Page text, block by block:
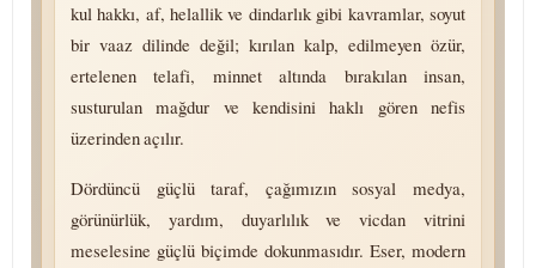
kul hakkı, af, helallik ve dindarlık gibi kavramlar, soyut
bir vaaz dilinde değil; kırılan kalp, edilmeyen özür,
ertelenen telafi, minnet altında bırakılan insan,
susturulan mağdur ve kendisini haklı gören nefis
üzerinden açılır.
Dördüncü güçlü taraf, çağımızın sosyal medya,
görünürlük, yardım, duyarlılık ve vicdan vitrini
meselesine güçlü biçimde dokunmasıdır. Eser, modern